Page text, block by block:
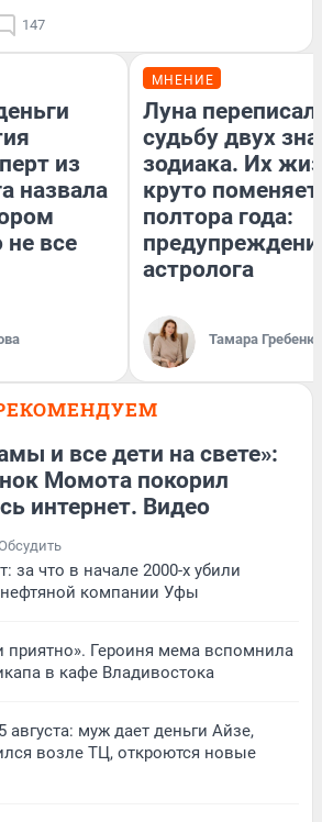
147
из
назвала
не все
МНЕНИЕ
Луна
судьбу двух
зодиака. Их
круто
полтора года:
астролога
Тамара
и все дети на свете»:
Момота покорил
интернет. Видео
за что в начале 2000-х убили
компании Уфы
приятно». Героиня мема вспомнила
в кафе Владивостока
муж дает деньги Айзе,
возле ТЦ, откроются новые